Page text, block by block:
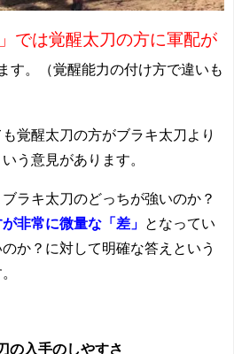
では覚醒太刀の方に軍配が
す。（覚醒能力の付け方で違いも
覚醒太刀の方がブラキ太刀より
う意見があります。
ラキ太刀のどっちが強いのか？
非常に微量な「差」
となってい
か？に対して明確な答えという
の入手のしやすさ